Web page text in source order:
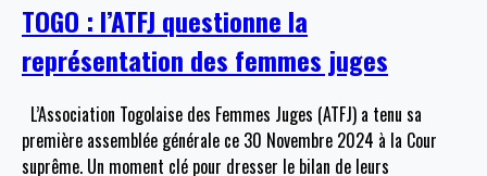
TOGO : l’ATFJ questionne la
représentation des femmes juges
L’Association Togolaise des Femmes Juges (ATFJ) a tenu sa
première assemblée générale ce 30 Novembre 2024 à la Cour
suprême. Un moment clé pour dresser le bilan de leurs